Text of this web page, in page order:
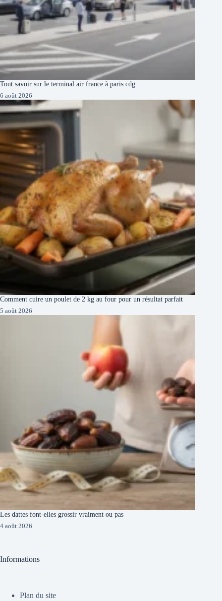
Tout savoir sur le terminal air france à paris cdg
6 août 2026
Comment cuire un poulet de 2 kg au four pour un résultat parfait
5 août 2026
Les dattes font-elles grossir vraiment ou pas
4 août 2026
Informations
Plan du site